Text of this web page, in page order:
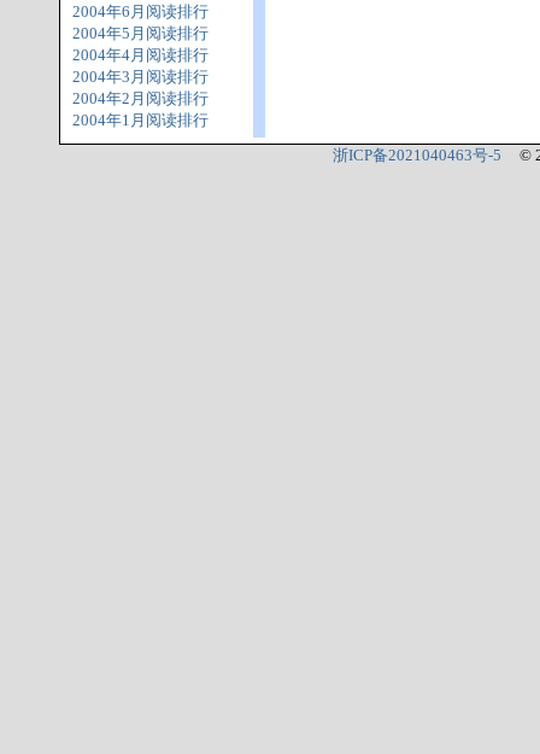
2004年6月阅读排行
2004年5月阅读排行
2004年4月阅读排行
2004年3月阅读排行
2004年2月阅读排行
2004年1月阅读排行
浙ICP备2021040463号-5 ©